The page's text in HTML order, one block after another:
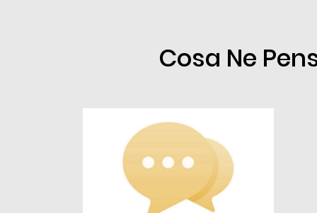
Cosa Ne
ultimo tentativo, di
finalmente godermi
Maria V.
Ci sono centinaia di prodotti in
aveva mai soddisfatto come
sempre con me ovunque vada,